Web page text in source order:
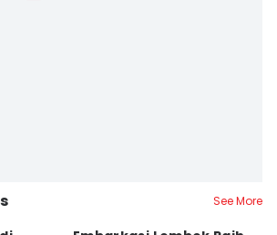
See More